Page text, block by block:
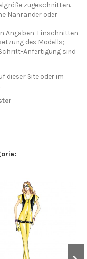
zugeschnitten.
Nähränder oder
Angaben, Einschnitten
des Modells;
Anfertigung sind
dieser Site oder im